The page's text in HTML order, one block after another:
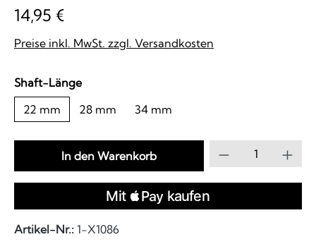
14,95 €
Preise inkl. MwSt. zzgl. Versandkosten
Shaft-Längeauswählen
22 mm
28 mm 34 mm
Produkt
In den Warenkorb
Artikel-Nr.: 1-X1086